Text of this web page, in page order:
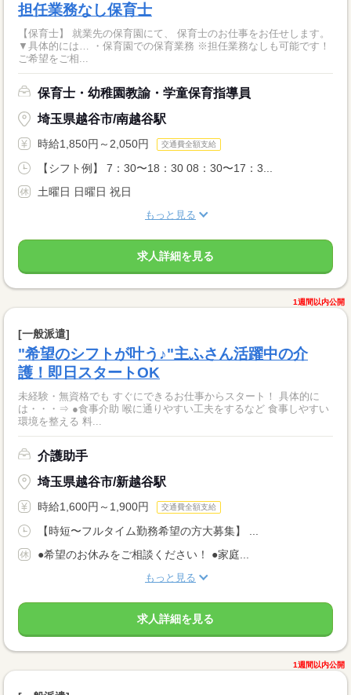
担任業務なし保育士
【保育士】 就業先の保育園にて、 保育士のお仕事をお任せします。
▼具体的には… ・保育園での保育業務 ※担任業務なしも可能です！
ご希望をご相...
保育士・幼稚園教諭・学童保育指導員
埼玉県越谷市/南越谷駅
時給1,850円～2,050円 交通費全額支給
【シフト例】 7：30〜18：30 08：30〜17：3...
土曜日 日曜日 祝日
もっと見る
求人詳細を見る
1週間以内公開
[一般派遣]
"希望のシフトが叶う♪"主ふさん活躍中の介
護！即日スタートOK
未経験・無資格でも すぐにできるお仕事からスタート！ 具体的に
は・・・⇒ ●食事介助 喉に通りやすい工夫をするなど 食事しやすい
環境を整える 料...
介護助手
埼玉県越谷市/新越谷駅
時給1,600円～1,900円 交通費全額支給
【時短〜フルタイム勤務希望の方大募集】 ...
●希望のお休みをご相談ください！ ●家庭...
もっと見る
求人詳細を見る
1週間以内公開